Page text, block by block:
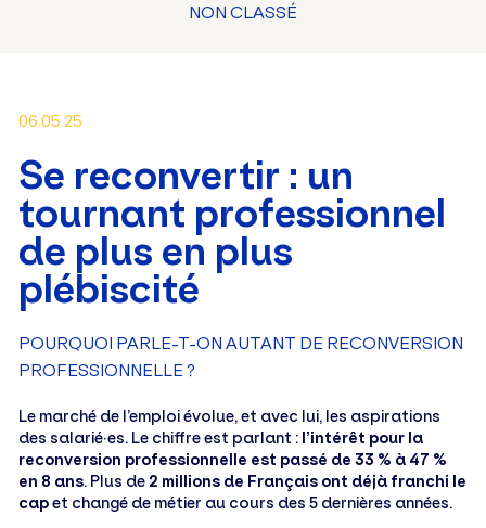
NON CLASSÉ
06.05.25
Se reconvertir : un
tournant professionnel
de plus en plus
plébiscité
POURQUOI PARLE-T-ON AUTANT DE RECONVERSION
PROFESSIONNELLE ?
Le marché de l’emploi évolue, et avec lui, les aspirations
des salarié·es. Le chiffre est parlant : l’intérêt pour la
reconversion professionnelle est passé de 33 % à 47 %
en 8 ans. Plus de 2 millions de Français ont déjà franchi le
capet changé de métier au cours des 5 dernières années.